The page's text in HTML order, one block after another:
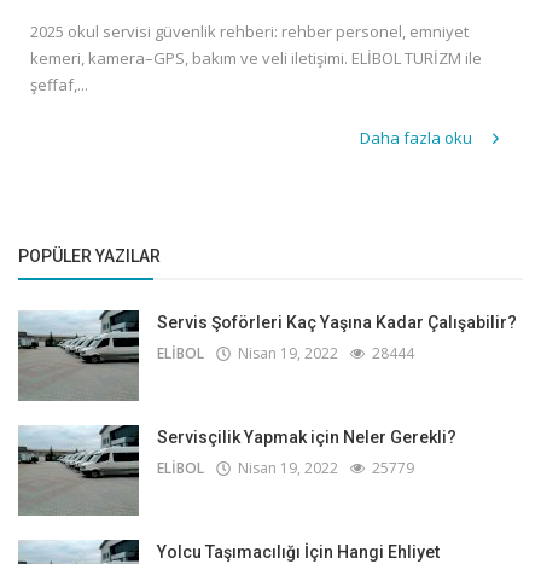
2025 okul servisi güvenlik rehberi: rehber personel, emniyet
kemeri, kamera–GPS, bakım ve veli iletişimi. ELİBOL TURİZM ile
şeffaf,...
Daha fazla oku
POPÜLER YAZILAR
Servis Şoförleri Kaç Yaşına Kadar Çalışabilir?
ELİBOL Nisan 19, 2022 28444
Servisçilik Yapmak için Neler Gerekli?
ELİBOL Nisan 19, 2022 25779
Yolcu Taşımacılığı İçin Hangi Ehliyet